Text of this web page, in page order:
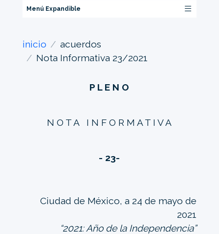
Menú Expandible
inicio
acuerdos
Nota Informativa 23/2021
P L E N O
N O T A I N F O R M A T I V A
- 23-
Ciudad de México, a 24 de mayo de
2021
“2021: Año de la Independencia”